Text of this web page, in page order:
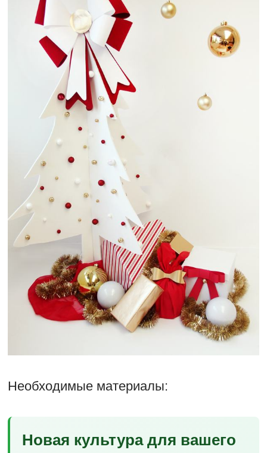
Необходимые материалы:
Новая культура для вашего